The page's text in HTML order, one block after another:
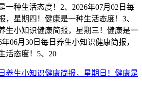
一种生活态度！2、2026年07月02日每
，星期四！健康是一种生活态度！3、
生小知识健康简报，星期三！健康是一
06月30日每日养生小知识健康简报，
活态度！5、20